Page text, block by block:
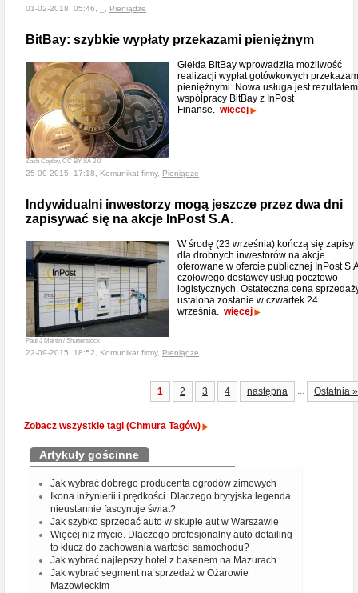
01-02-2018, 05:46, _, Pieniądze
BitBay: szybkie wypłaty przekazami pieniężnym
Zach Copley, CC BY-SA 2.0
Giełda BitBay wprowadziła możliwość
realizacji wypłat gotówkowych
pieniężnymi. Nowa usługa jest rezultatem
współpracy BitBay z InPost
Finanse. więcej
25-09-2015, 17:18, Komunikat firmy, Pieniądze
Indywidualni inwestorzy mogą jeszcze przez dwa dni
zapisywać się na akcje InPost S.A.
Paul J Martin / Shutterstock
W środę (23 września) kończą się zapisy
dla drobnych inwestorów na akcje
oferowane w ofercie publicznej InPost
czołowego dostawcy usług pocztowo-
logistycznych. Ostateczna cena
ustalona zostanie w czwartek 24
września. więcej
22-09-2015, 18:52, Komunikat firmy, Pieniądze
1 2 3 4 następna ... Ostatnia »
Zobacz wszystkie tagi (Chmura Tagów)
Artykuły gościnne
Jak wybrać dobrego producenta ogrodów zimowych
Ikona inżynierii i prędkości. Dlaczego brytyjska legenda
nieustannie fascynuje świat?
Jak szybko sprzedać auto w skupie aut w Warszawie
Więcej niż mycie. Dlaczego profesjonalny auto detailing
to klucz do zachowania wartości samochodu?
Jak wybrać najlepszy hotel z basenem na Mazurach
Jak wybrać segment na sprzedaż w Ożarowie
Mazowieckim